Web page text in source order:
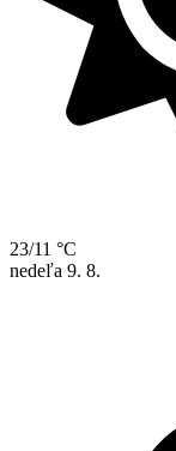
23/11 °C
nedeľa 9. 8.